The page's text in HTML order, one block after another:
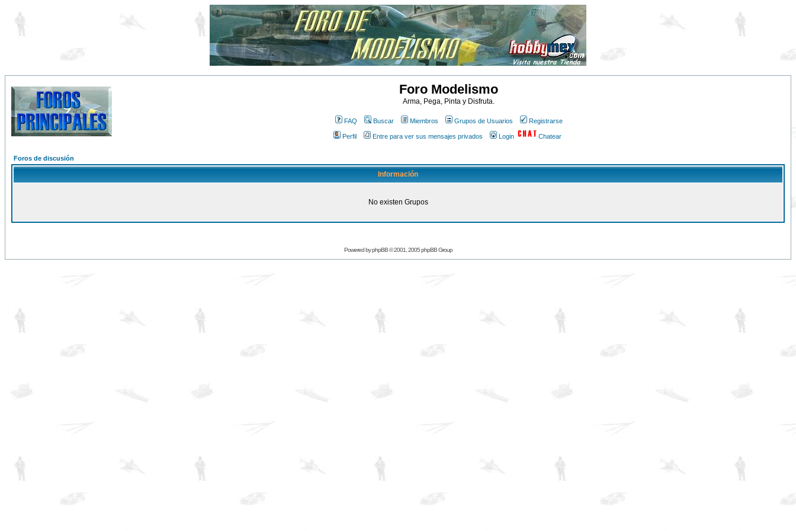
Foro Modelismo
Arma, Pega, Pinta y Disfruta.
FAQ Buscar Miembros Grupos de Usuarios Registrarse
Perfil Entre para ver sus mensajes privados Login Chatear
Foros de discusión
Información
No existen Grupos
Powered byphpBB© 2001, 2005 phpBB Group